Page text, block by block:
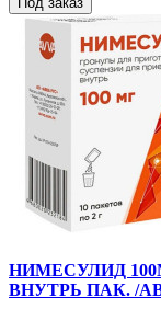
НИМЕСУЛИД
ВНУТРЬ ПАК. /